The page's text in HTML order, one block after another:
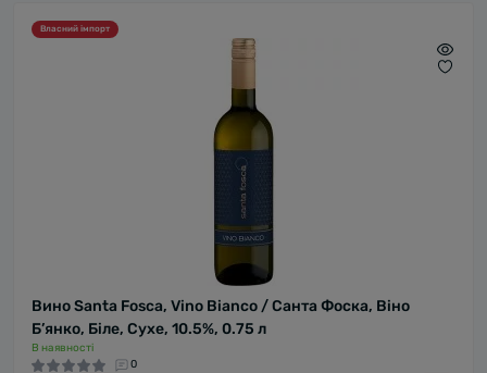
Власний імпорт
Вино Santa Fosca, Vino Bianco / Санта Фоска, Віно
Б’янко, Біле, Сухе, 10.5%, 0.75 л
В наявності
0